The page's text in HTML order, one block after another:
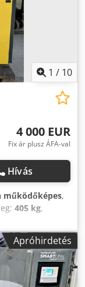
1 / 10
4 000 EUR
Fix ár plusz ÁFA-val
Hívás
működőképes,
405 kg,
, teljes
mm, üzemi
3 °C
68 dB,
, szükséges
Apróhirdetés